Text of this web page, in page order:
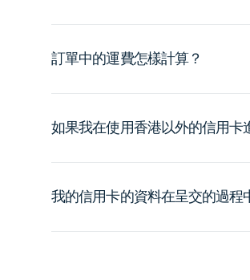
訂單中的運費怎樣計算？
如果我在使用香港以外的信用卡
我的信用卡的資料在呈交的過程